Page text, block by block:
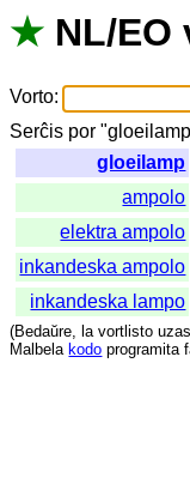
★ NL/EO
Vorto:
Serĉis por "
gloeilamp
ampolo
elektra ampolo
inkandeska ampolo
inkandeska lampo
(Bedaŭre, la vortlisto uzas
Malbela kodo programita